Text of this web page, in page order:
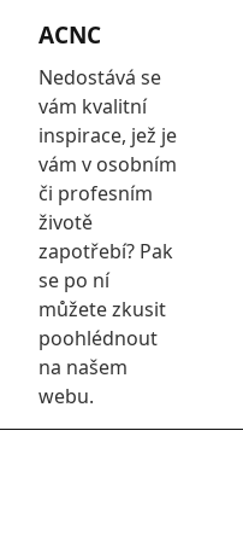
content
ACNC
Nedostává se
vám kvalitní
inspirace, jež je
vám v osobním
či profesním
životě
zapotřebí? Pak
se po ní
můžete zkusit
poohlédnout
na našem
webu.